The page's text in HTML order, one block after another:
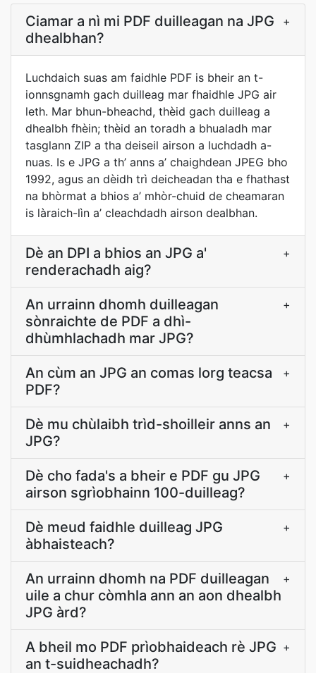
Ciamar a nì mi PDF duilleagan na JPG
dhealbhan?
+
Luchdaich suas am faidhle PDF is bheir an t-
ionnsgnamh gach duilleag mar fhaidhle JPG air
leth. Mar bhun-bheachd, thèid gach duilleag a
dhealbh fhèin; thèid an toradh a bhualadh mar
tasglann ZIP a tha deiseil airson a luchdadh a-
nuas. Is e JPG a th’ anns a’ chaighdean JPEG bho
1992, agus an dèidh trì deicheadan tha e fhathast
na bhòrmat a bhios a’ mhòr-chuid de cheamaran
is làraich-lìn a’ cleachdadh airson dealbhan.
Dè an DPI a bhios an JPG a'
renderachadh aig?
+
An urrainn dhomh duilleagan
sònraichte de PDF a dhì-
dhùmhlachadh mar JPG?
+
An cùm an JPG an comas lorg teacsa
PDF?
+
Dè mu chùlaibh trìd-shoilleir anns an
JPG?
+
Dè cho fada's a bheir e PDF gu JPG
airson sgrìobhainn 100-duilleag?
+
Dè meud faidhle duilleag JPG
àbhaisteach?
+
An urrainn dhomh na PDF duilleagan
uile a chur còmhla ann an aon dhealbh
JPG àrd?
+
A bheil mo PDF prìobhaideach rè JPG
an t-suidheachadh?
+